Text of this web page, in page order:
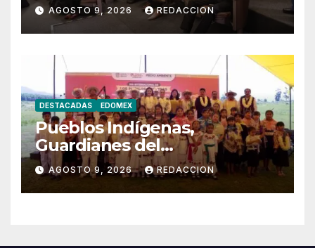
AGOSTO 9, 2026 REDACCION
DESTACADAS EDOMEX
Pueblos Indígenas,
Guardianes del
Conocimiento Ancestral y la
Naturaleza
AGOSTO 9, 2026 REDACCION